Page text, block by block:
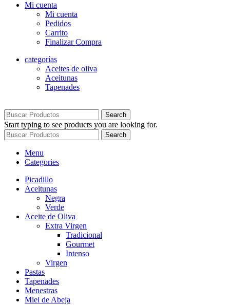
Mi cuenta
Mi cuenta
Pedidos
Carrito
Finalizar Compra
categorías
Aceites de oliva
Aceitunas
Tapenades
Search
Start typing to see products you are looking for.
Search
Menu
Categories
Picadillo
Aceitunas
Negra
Verde
Aceite de Oliva
Extra Virgen
Tradicional
Gourmet
Intenso
Virgen
Pastas
Tapenades
Menestras
Miel de Abeja